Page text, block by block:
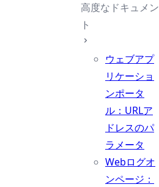
高度なドキュメン
ト
ウェブアプ
リケーショ
ンポータ
ル：URLア
ドレスのパ
ラメータ
Webログオ
ンページ：